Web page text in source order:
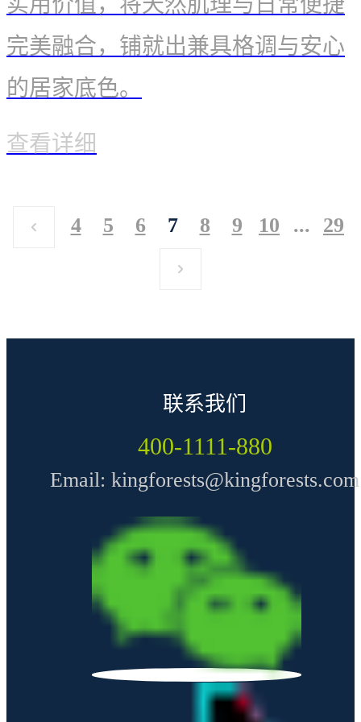
完美融合，铺就出兼具格调与安心
的居家底色。
查看详细
4 5 6 7 8 9 10 ... 29
联系我们
400-1111-880
Email: kingforests@kingforests.com